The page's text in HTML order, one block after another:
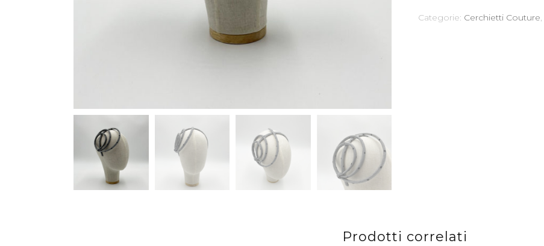
quantità
Categorie: Cerchietti Couture,
Prodotti correlati